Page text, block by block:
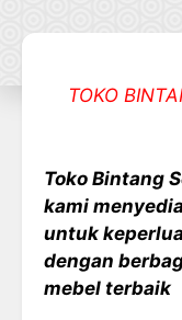
TOKO
Toko Bintang
kami
untuk
dengan
mebel terbaik